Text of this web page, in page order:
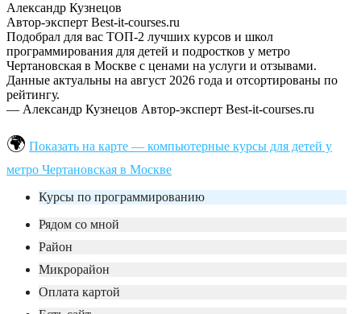
Александр Кузнецов
Автор-эксперт Best-it-courses.ru
Подобрал для вас ТОП-2 лучших курсов и школ
программирования для детей и подростков у метро
Чертановская в Москве с ценами на услуги и отзывами.
Данные актуальны на август 2026 года и отсортированы по
рейтингу.
— Александр Кузнецов Автор-эксперт Best-it-courses.ru
Показать на карте — компьютерные курсы для детей у
метро Чертановская в Москве
Курсы по программированию
Рядом со мной
Район
Микрорайон
Оплата картой